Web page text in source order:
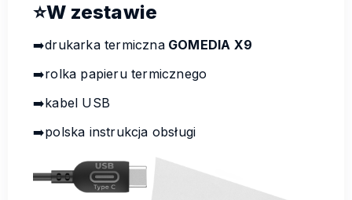
⭐W zestawie
➡️drukarka termiczna GOMEDIA X9
➡️rolka papieru termicznego
➡️kabel USB
➡️polska instrukcja obsługi